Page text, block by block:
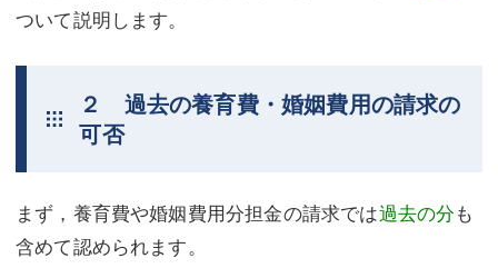
ついて説明します。
２ 過去の養育費・婚姻費用の請求の
可否
まず，養育費や婚姻費用分担金の請求では過去の分も
含めて認められます。